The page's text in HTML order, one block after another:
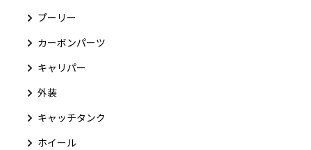
プーリー
カーボンパーツ
キャリパー
外装
キャッチタンク
ホイール